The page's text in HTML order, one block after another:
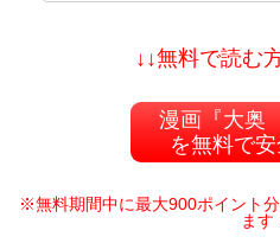
↓↓無料で読む
漫画『大奥
を無料で
※無料期間中に最大900ポイント
ます